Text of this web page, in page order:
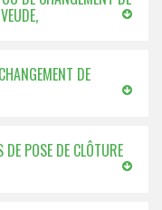
DE
POSE DE CLÔTURE